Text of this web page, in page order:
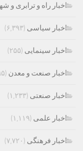
اخبار راه و ترابری و
اخبار سیاسی (۶,۳۹۳)
اخبار سینمایی (۲۵۵)
اخبار صنعت و معدن (۴۹۵)
اخبار صنعتی (۱,۲۳۳)
اخبار علمی (۱,۱۱۹)
اخبار فرهنگی (۷,۷۲۰)